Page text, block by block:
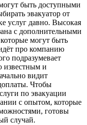
быть доступными
эвакуатор от
услуг давно. Высокая
с дополнительными
могут быть
про компанию
подразумевает
известным и
видит
Чтобы
по эвакуации
с опытом, которые
готовы
случай.